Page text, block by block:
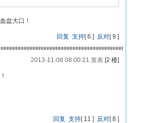
盆大口！
回复 支持[6 ] 反对[9 ]
2013-11-08 08:00:21 发表[2 楼]
回复 支持[11 ] 反对[8 ]